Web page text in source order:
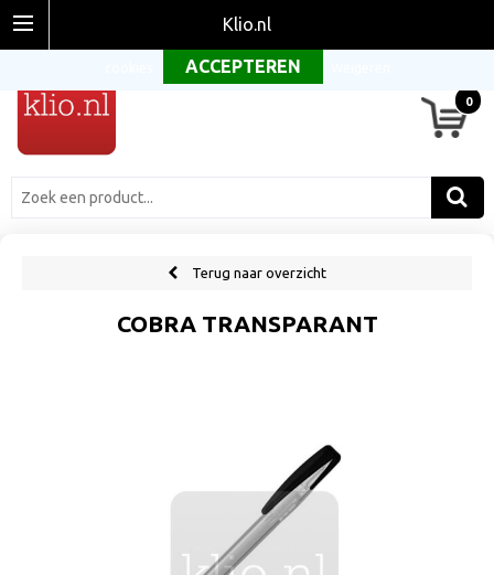
Klio.nl
0
Terug naar overzicht
COBRA TRANSPARANT
Om onze website optimaal te laten functioneren maken wij gebruik van